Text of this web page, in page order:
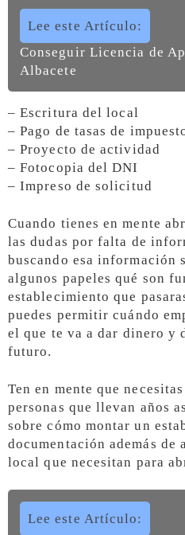
Lee este Artículo:
Conseguir Licencia de
Albacete
– Escritura del local
– Pago de tasas de
– Proyecto de actividad
– Fotocopia del DNI
– Impreso de solicitud
Cuando tienes en mente
las dudas por falta de
buscando esa información
algunos papeles qué son
establecimiento que
puedes permitir cuándo
el que te va a dar dinero y
futuro.
Ten en mente que
personas que llevan años
sobre cómo montar un
documentación además de
local que necesitan para
Lee este Artículo: